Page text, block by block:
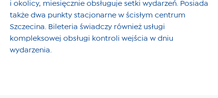
i okolicy, miesięcznie obsługuje setki wydarzeń. Posiada
także dwa punkty stacjonarne w ścisłym centrum
Szczecina. Bileteria świadczy również usługi
kompleksowej obsługi kontroli wejścia w dniu
wydarzenia.